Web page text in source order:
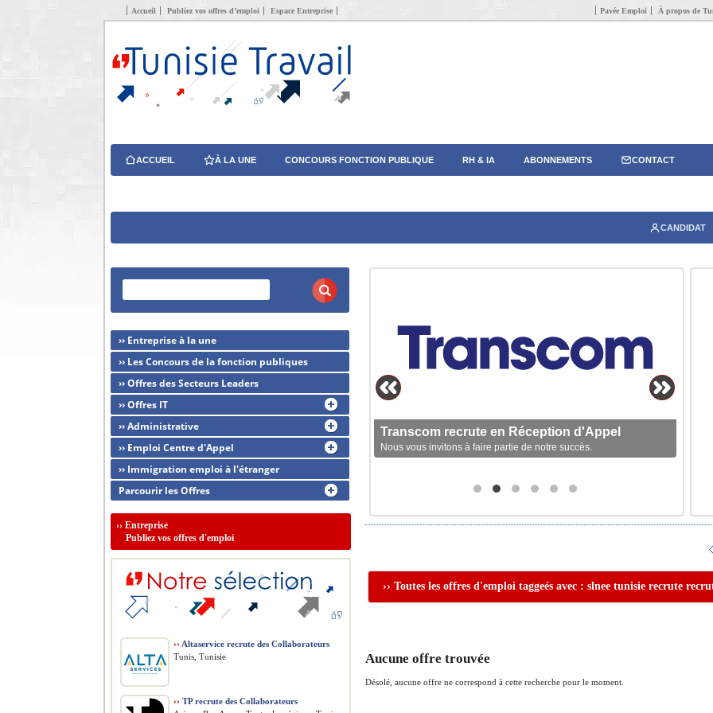
Accueil Publiez vos offres d’emploi Espace Entreprise Pavée Emploi À propos de
ACCUEIL À LA UNE CONCOURS FONCTION PUBLIQUE RH & IA ABONNEMENTS CONTACT
CANDIDAT
Transcom recrute en Réception d'Appel
Nous vous invitons à faire partie de notre succès.
›› Toutes les offres d'emploi taggeés avec : slnee tunisie recrute
Aucune offre trouvée
Désolé, aucune offre ne correspond à cette recherche pour le moment.
›› Entreprise à la une
›› Les Concours de la fonction publiques
›› Offres des Secteurs Leaders
›› Offres IT
›› Administrative
›› Emploi Centre d'Appel
›› Immigration emploi à l'étranger
Parcourir les Offres
›› Entreprise
Publiez vos offres d'emploi
›› Altaservice recrute des Collaborateurs
Tunis, Tunisie
›› TP recrute des Collaborateurs